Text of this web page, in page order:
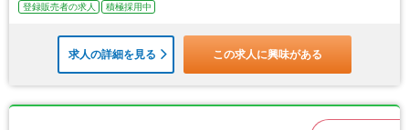
登録販売者の求人
積極採用中
求人の詳細を見る この求人に興味がある